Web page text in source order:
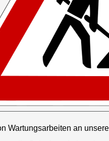
Wartungsarbeiten an